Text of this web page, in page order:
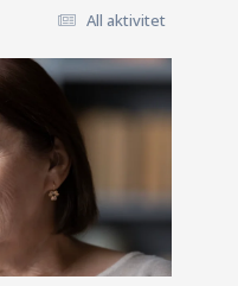
All aktivitet